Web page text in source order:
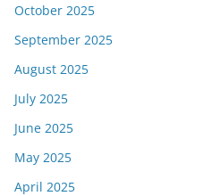
October 2025
September 2025
August 2025
July 2025
June 2025
May 2025
April 2025